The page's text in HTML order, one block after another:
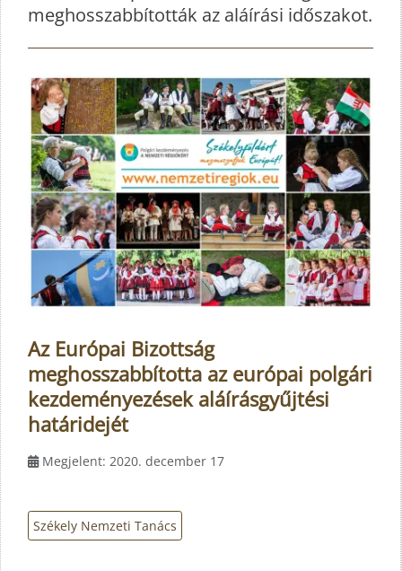
meghosszabbították az aláírási időszakot.
Az Európai Bizottság
meghosszabbította az európai polgári
kezdeményezések aláírásgyűjtési
határidejét
Megjelent: 2020. december 17
Székely Nemzeti Tanács